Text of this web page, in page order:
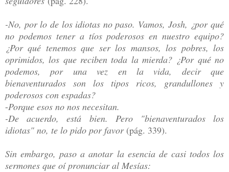
-No, por lo de los idiotas no paso. Vamos, Josh, ¿por qué
no podemos tener a tíos poderosos en nuestro equipo?
¿Por qué tenemos que ser los mansos, los pobres, los
oprimidos, los que reciben toda la mierda? ¿Por qué no
podemos, por una vez en la vida, decir que
bienaventurados son los tipos ricos, grandullones y
poderosos con espadas?
-Porque esos no nos necesitan.
-De acuerdo, está bien. Pero "bienaventurados los
idiotas" no, te lo pido por favor (pág. 339).
Sin embargo, paso a anotar la esencia de casi todos los
sermones que oí pronunciar al Mesías: